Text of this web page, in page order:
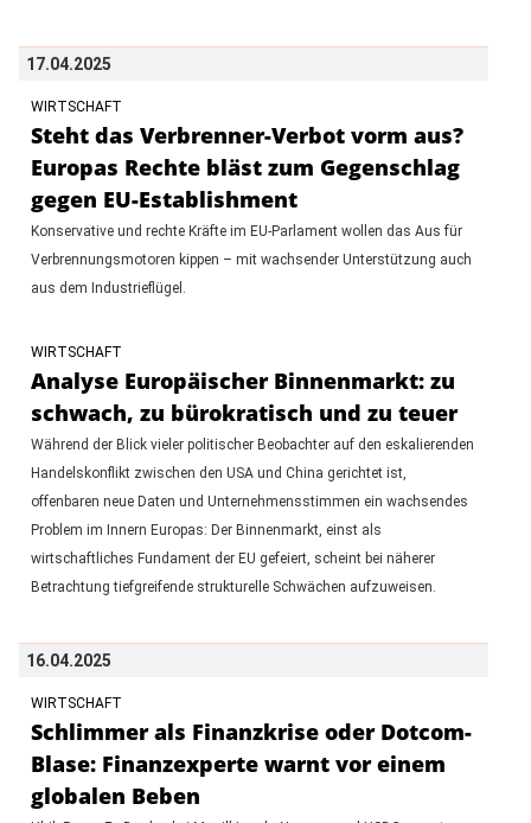
17.04.2025
WIRTSCHAFT
Steht das Verbrenner-Verbot vorm aus?
Europas Rechte bläst zum Gegenschlag
gegen EU-Establishment
Konservative und rechte Kräfte im EU-Parlament wollen das Aus für
Verbrennungsmotoren kippen – mit wachsender Unterstützung auch
aus dem Industrieflügel.
WIRTSCHAFT
Analyse Europäischer Binnenmarkt: zu
schwach, zu bürokratisch und zu teuer
Während der Blick vieler politischer Beobachter auf den eskalierenden
Handelskonflikt zwischen den USA und China gerichtet ist,
offenbaren neue Daten und Unternehmensstimmen ein wachsendes
Problem im Innern Europas: Der Binnenmarkt, einst als
wirtschaftliches Fundament der EU gefeiert, scheint bei näherer
Betrachtung tiefgreifende strukturelle Schwächen aufzuweisen.
16.04.2025
WIRTSCHAFT
Schlimmer als Finanzkrise oder Dotcom-
Blase: Finanzexperte warnt vor einem
globalen Beben